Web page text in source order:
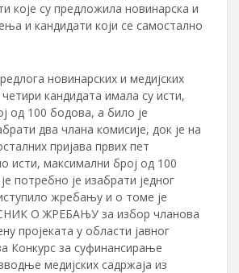
које су предложила новинарска и
и кандидати који се самостално
новинарских и медијских
кандидата имала су исти,
од 100 бодова, а било је
два члана комисије, док је на
пријава првих пет
исти, максимални број од 100
потребно је изабрати једног
жребању и о томе је
О ЖРЕБАЊУ за избор чланова
пројеката у области јавног
Конкурс за суфинансирање
медијских садржаја из